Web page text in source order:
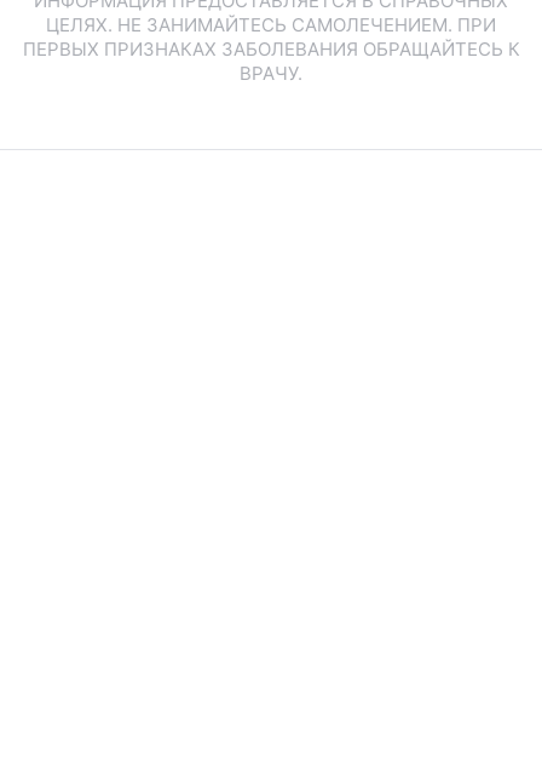
ЦЕЛЯХ. НЕ ЗАНИМАЙТЕСЬ САМОЛЕЧЕНИЕМ. ПРИ
ПЕРВЫХ ПРИЗНАКАХ ЗАБОЛЕВАНИЯ ОБРАЩАЙТЕСЬ К
ВРАЧУ.